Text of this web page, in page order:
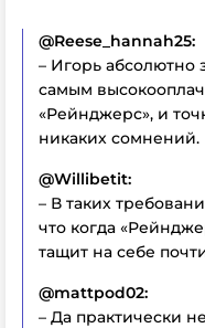
@Reese_hannah25:
– Игорь абсолютно
самым
«Рейнджерс», и
никаких сомнений.
@Willibetit:
– В таких
что когда
тащит на себе
@mattpod02:
– Да практически